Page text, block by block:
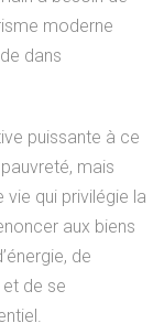
moderne
dans
puissante à ce
mais
qui privilégie la
aux biens
de
de se